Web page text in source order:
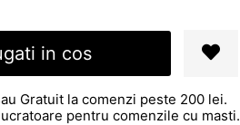
in cos
Gratuit la comenzi peste 200 lei.
pentru comenzile cu masti.